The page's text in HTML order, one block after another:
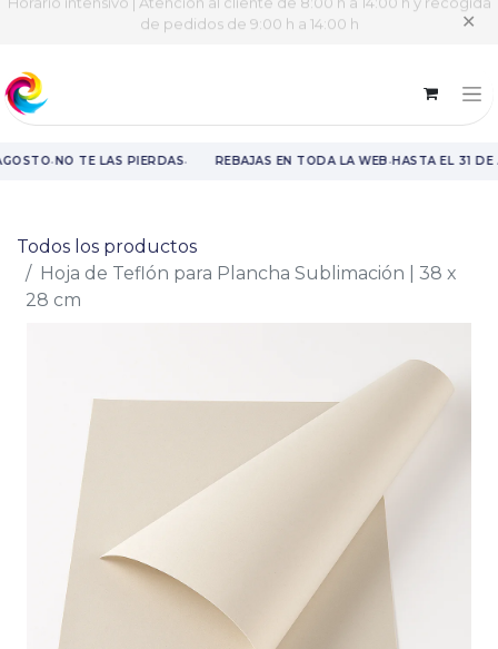
Horario intensivo | Atención al cliente de 8:00 h a 14:00 h y recogida
de pedidos de 9:00 h a 14:00 h
✕
·NO TE LAS PIERDAS· REBAJAS EN TODA LA WEB·HASTA EL 31 DE
Todos los productos
Hoja de Teflón para Plancha Sublimación | 38 x
28 cm